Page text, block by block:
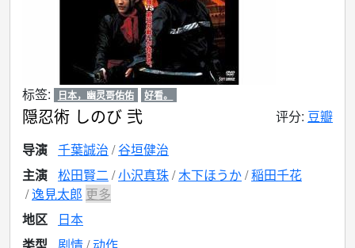
隠忍術 しのび 弐 评分: 豆瓣
导演 千葉誠治 谷垣健治
主演 松田賢二 小沢真珠 木下ほうか 稲田千花
逸見太郎 更多
地区
日本
标签: 日本，幽灵哥佑佑 好看。